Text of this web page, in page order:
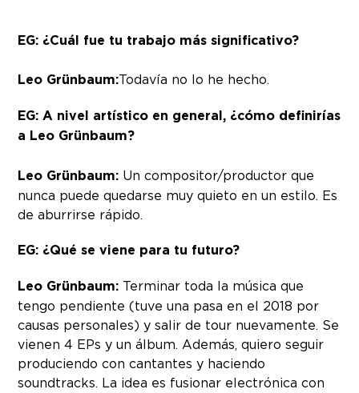
EG: ¿Cuál fue tu trabajo más significativo?
Leo Grünbaum:Todavía no lo he hecho.
EG: A nivel artístico en general, ¿cómo definirías
a Leo Grünbaum?
Leo Grünbaum: Un compositor/productor que
nunca puede quedarse muy quieto en un estilo. Es
de aburrirse rápido.
EG: ¿Qué se viene para tu futuro?
Leo Grünbaum: Terminar toda la música que
tengo pendiente (tuve una pasa en el 2018 por
causas personales) y salir de tour nuevamente. Se
vienen 4 EPs y un álbum. Además, quiero seguir
produciendo con cantantes y haciendo
soundtracks. La idea es fusionar electrónica con